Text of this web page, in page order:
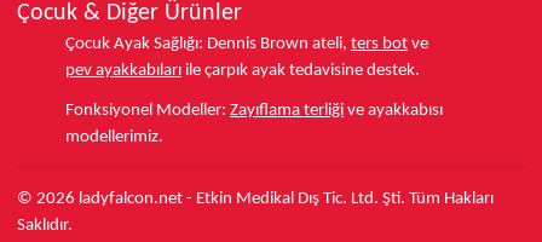
Çocuk & Diğer Ürünler
Çocuk Ayak Sağlığı: Dennis Brown ateli, ters bot ve
pev ayakkabıları ile çarpık ayak tedavisine destek.
Fonksiyonel Modeller: Zayıflama terliği ve ayakkabısı
modellerimiz.
© 2026 ladyfalcon.net - Etkin Medikal Dış Tic. Ltd. Şti. Tüm Hakları
Saklıdır.